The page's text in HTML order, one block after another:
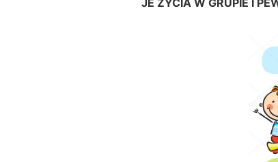
JE ŻYCIA W GRUPIE I